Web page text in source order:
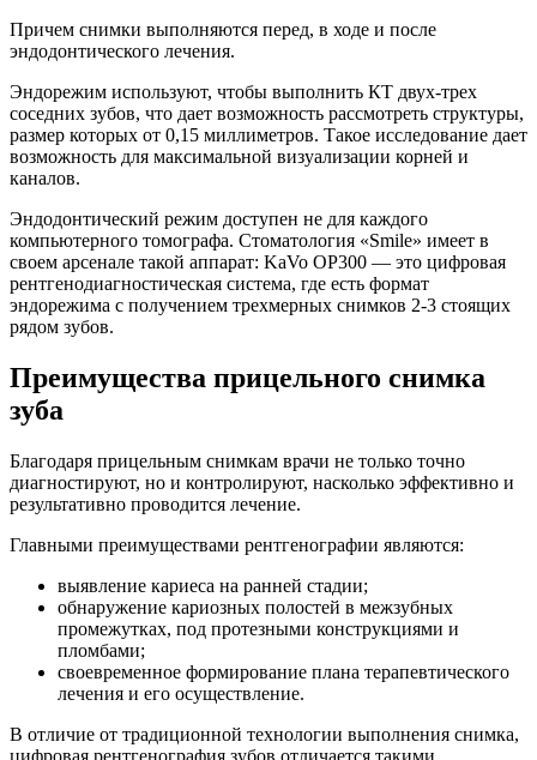
Причем снимки выполняются перед, в ходе и после
эндодонтического лечения.
Эндорежим используют, чтобы выполнить КТ двух-трех
соседних зубов, что дает возможность рассмотреть структуры,
размер которых от 0,15 миллиметров. Такое исследование дает
возможность для максимальной визуализации корней и
каналов.
Эндодонтический режим доступен не для каждого
компьютерного томографа. Стоматология «Smile» имеет в
своем арсенале такой аппарат: KaVo OP300 — это цифровая
рентгенодиагностическая система, где есть формат
эндорежима с получением трехмерных снимков 2-3 стоящих
рядом зубов.
Преимущества прицельного снимка
зуба
Благодаря прицельным снимкам врачи не только точно
диагностируют, но и контролируют, насколько эффективно и
результативно проводится лечение.
Главными преимуществами рентгенографии являются:
выявление кариеса на ранней стадии;
обнаружение кариозных полостей в межзубных
промежутках, под протезными конструкциями и
пломбами;
своевременное формирование плана терапевтического
лечения и его осуществление.
В отличие от традиционной технологии выполнения снимка,
цифровая рентгенография зубов отличается такими